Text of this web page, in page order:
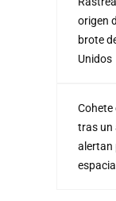
origen
brote
Unidos
Cohete
tras un
alertan
espacial